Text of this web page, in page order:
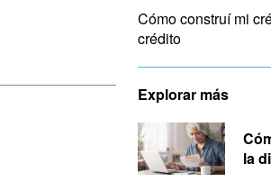
Cómo construí mi
crédito
Explorar más
la